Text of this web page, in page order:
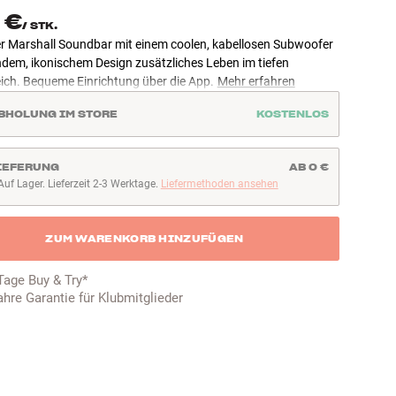
€/ STK.
Marshall Soundbar mit einem coolen, kabellosen Subwoofer
ikonischem Design zusätzliches Leben im tiefen
Bequeme Einrichtung über die App. Mehr erfahren
IM STORE KOSTENLOS
Lager. Lieferzeit 2-3 Werktage
Lager. Lieferzeit 2-3 Werktage. Liefermethoden ansehen
AB 0 €
ZUM WARENKORB HINZUFÜGEN
Buy & Try*
Garantie für Klubmitglieder